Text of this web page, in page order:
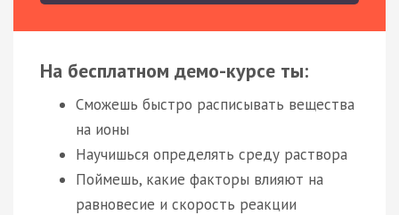
На бесплатном демо-курсе ты:
Сможешь быстро расписывать вещества
на ионы
Научишься определять среду раствора
Поймешь, какие факторы влияют на
равновесие и скорость реакции